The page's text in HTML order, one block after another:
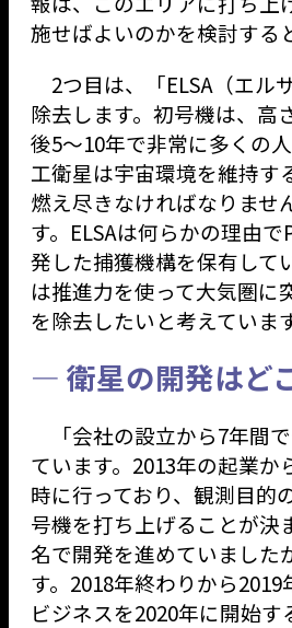
施せばよいのかを検討する
2つ目は、「ELSA（エル
除去します。初号機は、高
後5～10年で非常に多くの
工衛星は宇宙環境を維持す
燃え尽きなければなりませ
す。ELSAは何らかの理由
発した捕獲機構を保有して
は推進力を使って大気圏に
を除去したいと考えています
— 衛星の開発はど
「会社の設立から7年間
ています。2013年の起業
時に行っており、観測目的
号機を打ち上げることが決
名で開発を進めていました
す。2018年終わりから
ビジネスを2020年に開始